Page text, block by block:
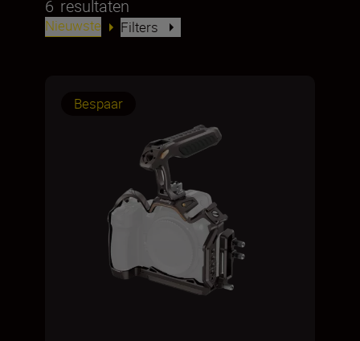
6 resultaten
Nieuwste Filters
Bespaar